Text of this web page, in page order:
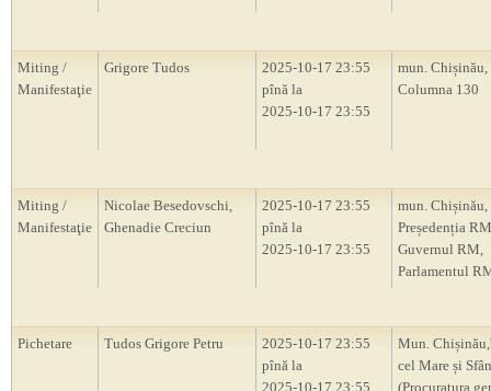
Miting /
Manifestaţie
Grigore Tudos
2025-10-17 23:55
pînă la
2025-10-17 23:55
mun. Chișinău,
Columna 130
Miting /
Manifestaţie
Nicolae Besedovschi,
Ghenadie Creciun
2025-10-17 23:55
pînă la
2025-10-17 23:55
mun. Chișinău,
Președenția
Guvernul RM,
Parlamentul
Pichetare Tudos Grigore Petru
2025-10-17 23:55
pînă la
2025-10-17 23:55
Mun.
cel Mare și
(Procuratura